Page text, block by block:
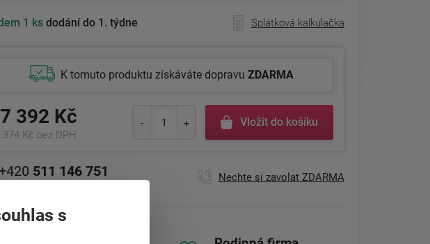
1 ksdodání do 1. týdne Splátková kalkulačka
K tomuto produktu získáváte dopravu ZDARMA
392 Kč
374 Kč bez DPH
Vložit do košíku
511 146 751 Nechte si zavolat ZDARMA
s